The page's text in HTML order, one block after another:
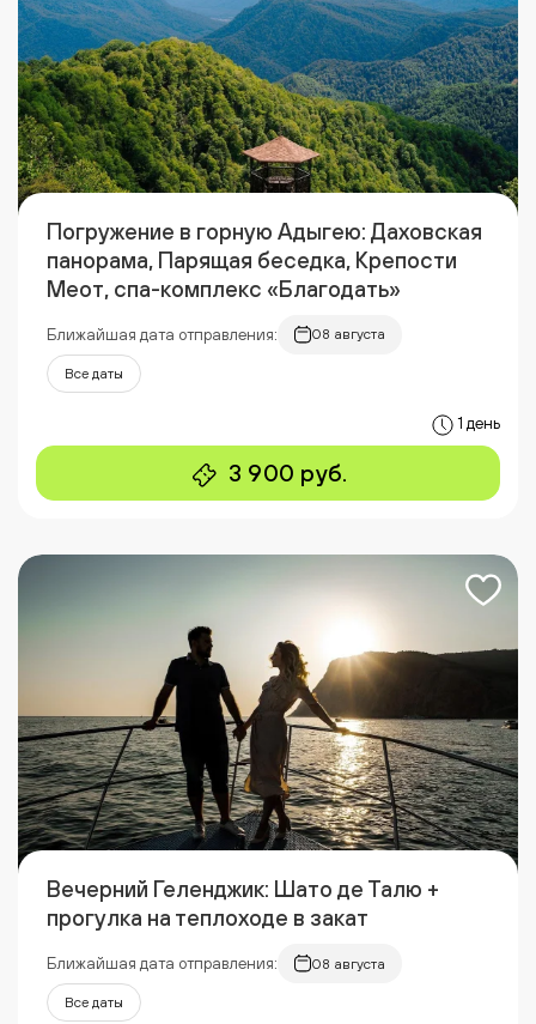
Погружение в горную Адыгею: Даховская
панорама, Парящая беседка, Крепости
Меот, спа-комплекс «Благодать»
Ближайшая дата отправления: 08 августа
Все даты
1 день
3 900 руб.
Вечерний Геленджик: Шато де Талю +
прогулка на теплоходе в закат
Ближайшая дата отправления: 08 августа
Все даты